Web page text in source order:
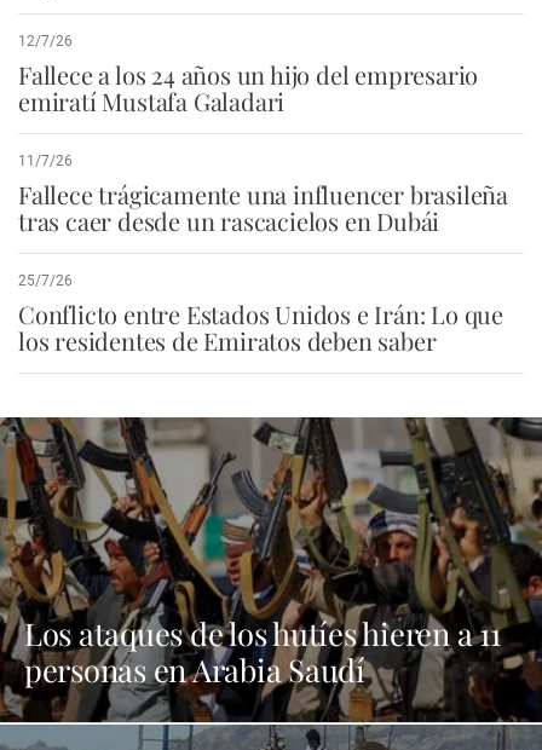
12/7/26
Fallece a los 24 años un hijo del empresario
emiratí Mustafa Galadari
11/7/26
Fallece trágicamente una influencer brasileña
tras caer desde un rascacielos en Dubái
25/7/26
Conflicto entre Estados Unidos e Irán: Lo que
los residentes de Emiratos deben saber
Los ataques de los hutíes hieren a 11
personas en Arabia Saudí